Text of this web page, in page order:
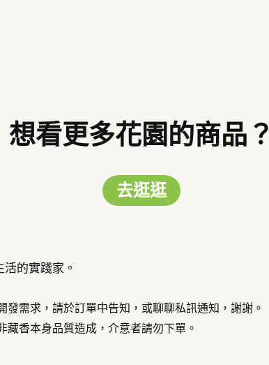
想看更多花園的商品？
去逛逛
的實踐家。
需求，請於訂單中告知，或聊聊私訊通知，謝謝。
香本身品質造成，介意者請勿下單。